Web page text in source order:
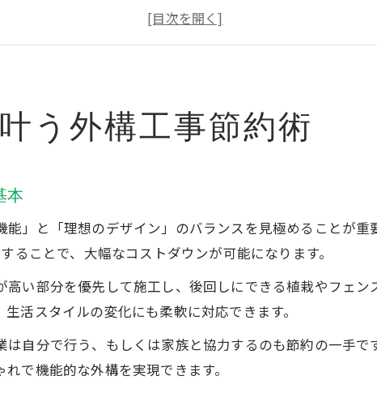
安い資材選びでおしゃれな外構工事を目指す方法
外構工事を安くする見積もり交渉のコツを徹底解説
外構工事を安くするDIYと業者依頼の使い分け方
おしゃれで安い外構工事に役立つホームセンター術
外構工事で安くて使いやすい駐車場を作るポイント
お金がない時の外構工事は駐車場から始めよう
砂利や砕石活用で外構工事費用を抑える実践方法
う外構工事節約術
本
」と「理想のデザイン」のバランスを見極めることが重
ることで、大幅なコストダウンが可能になります。
い部分を優先して施工し、後回しにできる植栽やフェ
活スタイルの変化にも柔軟に対応できます。
自分で行う、もしくは家族と協力するのも節約の一手
で機能的な外構を実現できます。